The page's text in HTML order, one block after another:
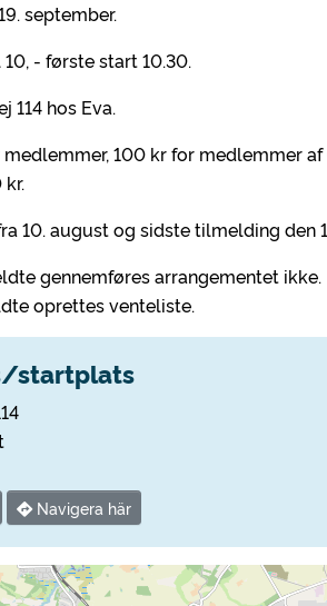
september.
- første start 10.30.
114 hos Eva.
100 kr for medlemmer af
10. august og sidste tilmelding den
gennemføres arrangementet ikke.
oprettes venteliste.
startplats
Navigera här